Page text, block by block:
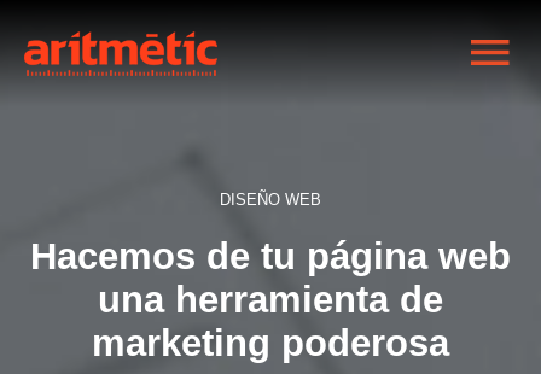
DISEÑO WEB
Hacemos de tu página web
una herramienta de
marketing poderosa